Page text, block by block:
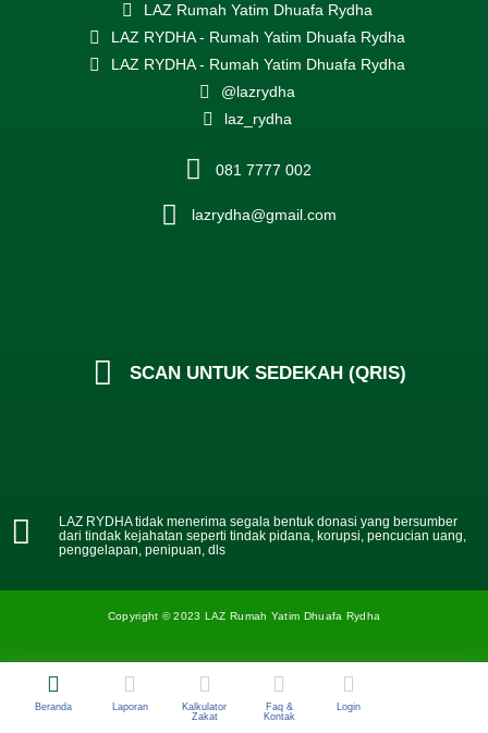
LAZ Rumah Yatim Dhuafa Rydha
LAZ RYDHA - Rumah Yatim Dhuafa Rydha
LAZ RYDHA - Rumah Yatim Dhuafa Rydha
@lazrydha
laz_rydha
081 7777 002
lazrydha@gmail.com
SCAN UNTUK SEDEKAH (QRIS)
LAZ RYDHA tidak menerima segala bentuk donasi yang bersumber
dari tindak kejahatan seperti tindak pidana, korupsi, pencucian uang,
penggelapan, penipuan, dls
Copyright © 2023 LAZ Rumah Yatim Dhuafa Rydha
Beranda Laporan
Kalkulator
Zakat
Faq &
Kontak
Login